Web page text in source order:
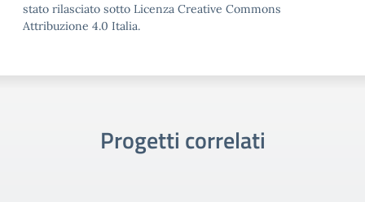
stato rilasciato sotto Licenza Creative Commons
Attribuzione 4.0 Italia.
Progetti correlati